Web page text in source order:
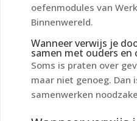
oefenmodules van
Binnenwereld.
Wanneer verwijs je
samen met ouders en
Soms is praten over
maar niet genoeg. Dan
samenwerken